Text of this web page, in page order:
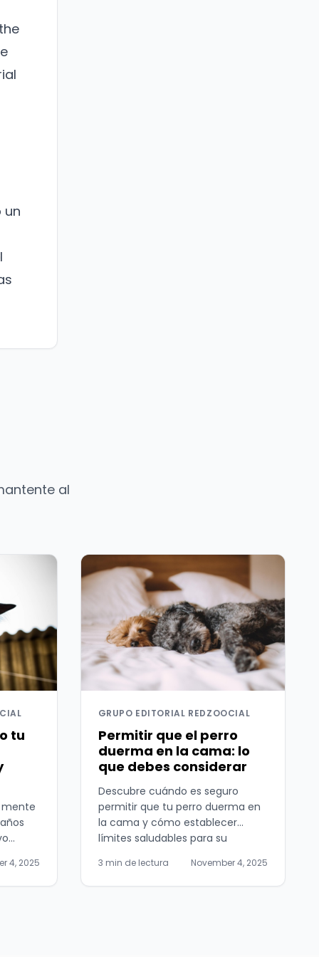
un
al
tu
mente
4, 2025
GRUPO EDITORIAL REDZOOCIAL
Permitir que el perro
duerma en la cama: lo
que debes considerar
Descubre cuándo es seguro
permitir que tu perro duerma en
la cama y cómo establecer
límites saludables para su
3 min de lectura November 4, 2025